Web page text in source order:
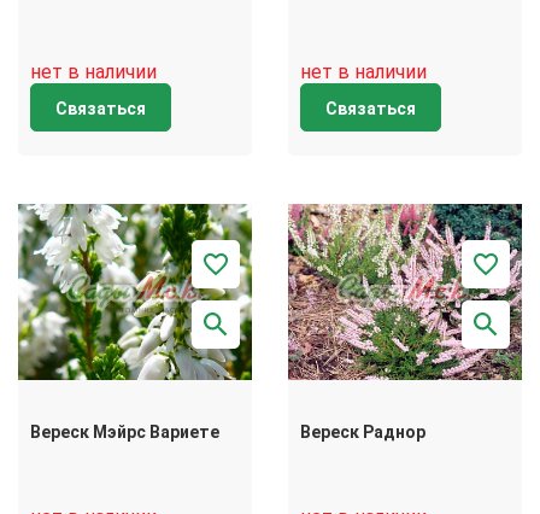
нет в наличии
Связаться
нет в наличии
Связаться
Вереск Мэйрс Вариете Вереск Раднор